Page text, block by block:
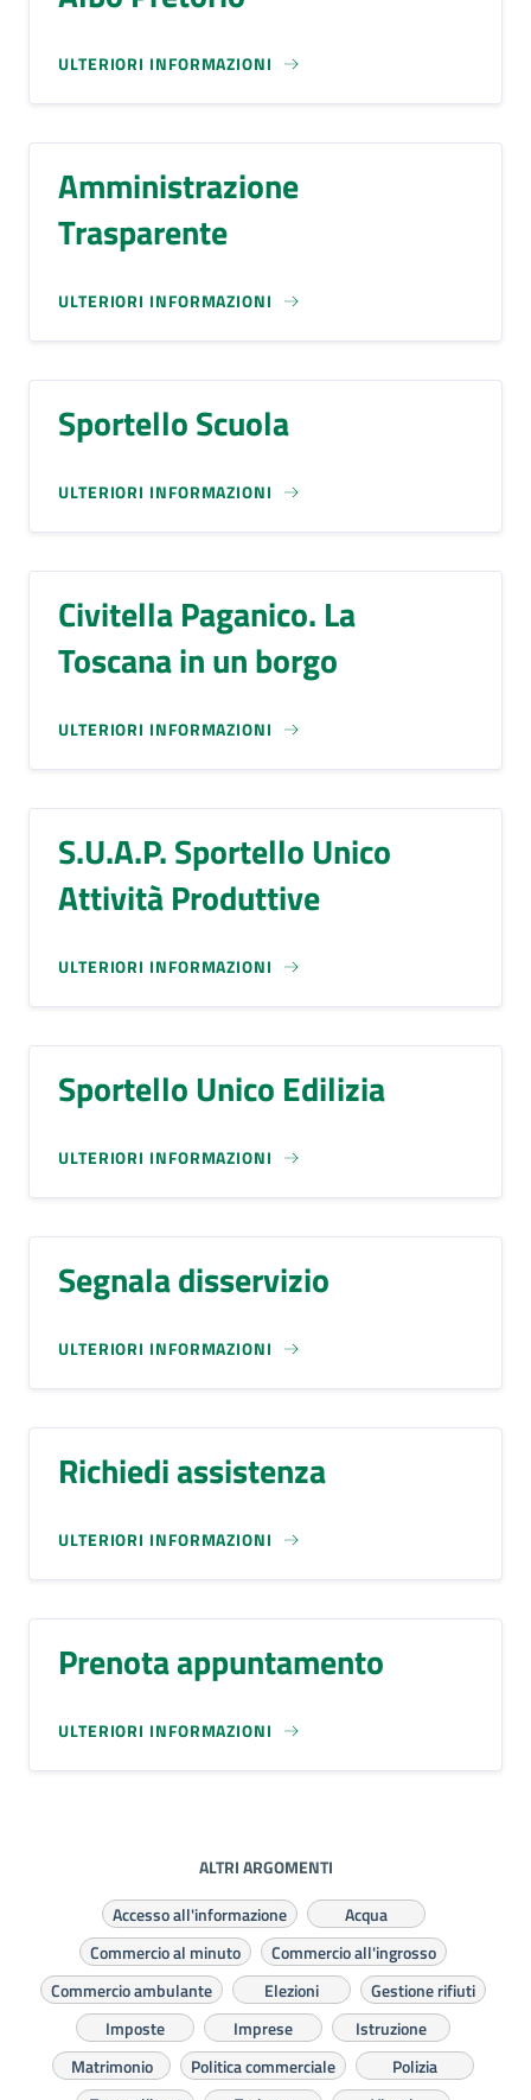
ULTERIORI INFORMAZIONI
Amministrazione
Trasparente
ULTERIORI INFORMAZIONI
Sportello Scuola
ULTERIORI INFORMAZIONI
Civitella Paganico. La
Toscana in un borgo
ULTERIORI INFORMAZIONI
S.U.A.P. Sportello Unico
Attività Produttive
ULTERIORI INFORMAZIONI
Sportello Unico Edilizia
ULTERIORI INFORMAZIONI
Segnala disservizio
ULTERIORI INFORMAZIONI
Richiedi assistenza
ULTERIORI INFORMAZIONI
Prenota appuntamento
ULTERIORI INFORMAZIONI
ALTRI ARGOMENTI
Accesso all'informazione
Acqua
Commercio al minuto
Commercio all'ingrosso
Commercio ambulante
Elezioni
Gestione rifiuti
Imposte
Imprese
Istruzione
Matrimonio
Politica commerciale
Polizia